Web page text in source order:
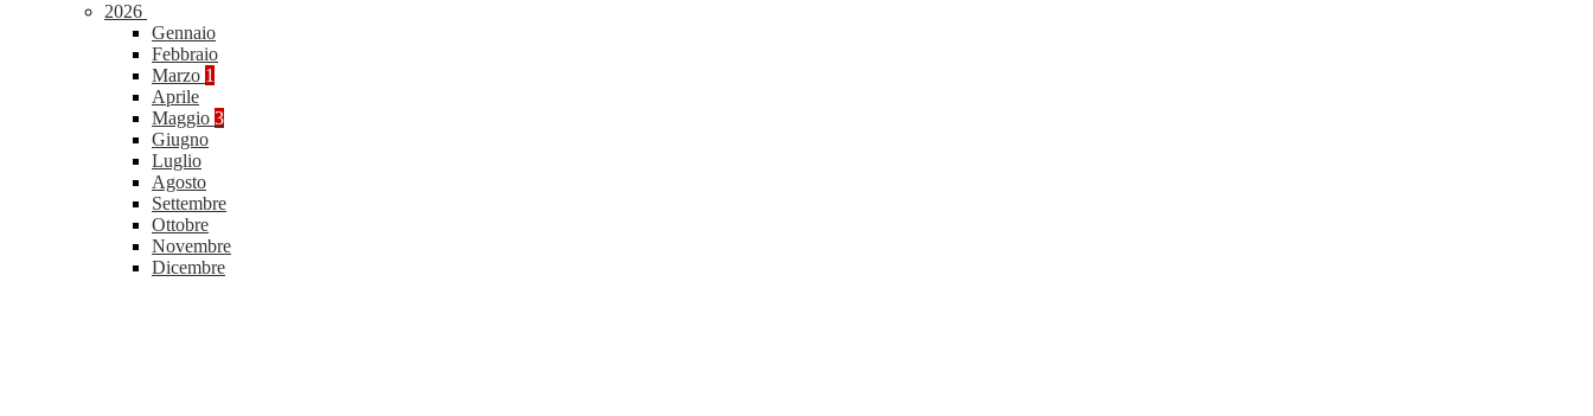
2026
Gennaio
Febbraio
Marzo 1
Aprile
Maggio 3
Giugno
Luglio
Agosto
Settembre
Ottobre
Novembre
Dicembre